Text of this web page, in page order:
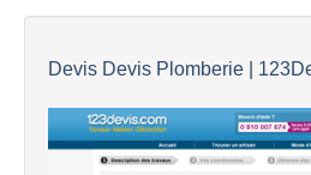
Devis Devis Plomberie |